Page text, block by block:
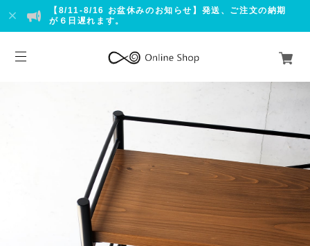
【8/11-8/16 お盆休みのお知らせ】発送、ご注文の納期
が６日遅れます。